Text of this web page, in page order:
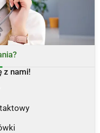
z nami!